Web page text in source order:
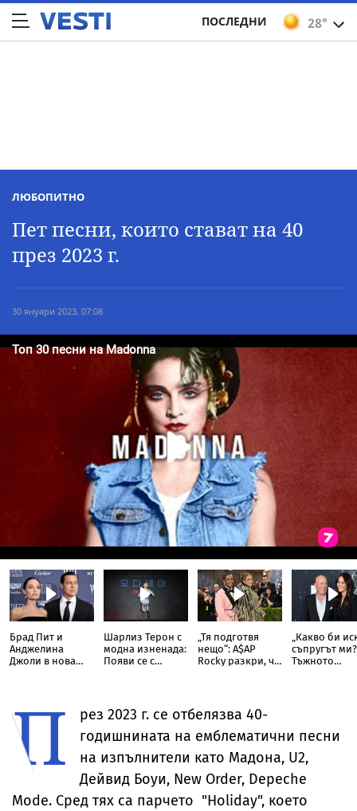
28°
ПОСЛЕДНИ
ЛЮБОПИТНО
Пет песни, които стават на 40
през 2023 г.
30 януари 2023, 07:08
Брад Пит и
Анджелина
Джоли в нова
Шарлиз Терон с
модна изненада:
Появи се с
„Тя подготвя
нещо“: A$AP
Rocky разкри, че
„Какво би
съпругът
Тъжното
П
рез 2023 г. се отбелязва 40-
годишнината на емблематични песни
на изпълнители като Мадона, U2,
Дейвид Боуи, New Order, Depeche
Mode. Сред тях са парчето "Holiday", което